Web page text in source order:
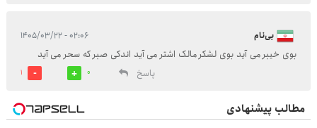
بی‌نام ۰۲:۰۶ - ۱۴۰۵/۰۳/۲۲
بوی خیبر می آید بوی لشکر مالک اشتر می آید اندکی صبر که سحر می آید
پاسخ
0
1
مطالب پیشنهادی